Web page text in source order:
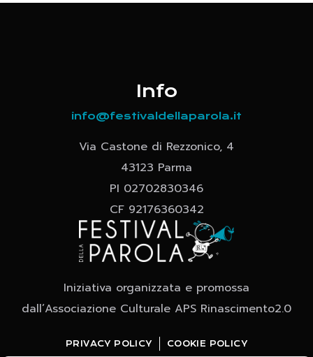
Info
info@festivaldellaparola.it
Via Castone di Rezzonico, 4
43123 Parma
PI 02702830346
CF 92176360342
Iniziativa organizzata e promossa
dall’Associazione Culturale APS Rinascimento2.0
PRIVACY POLICY COOKIE POLICY